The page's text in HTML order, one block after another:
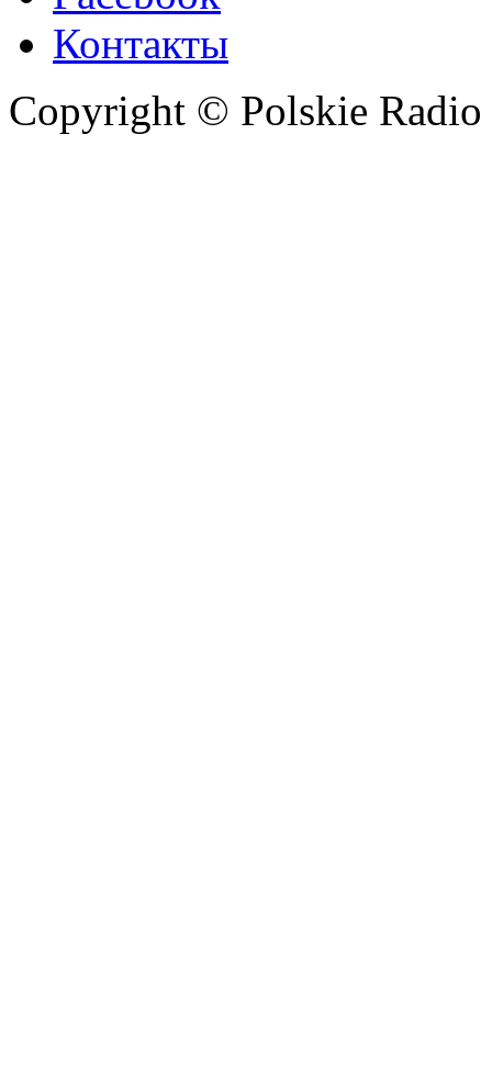
Контакты
Copyright © Polskie